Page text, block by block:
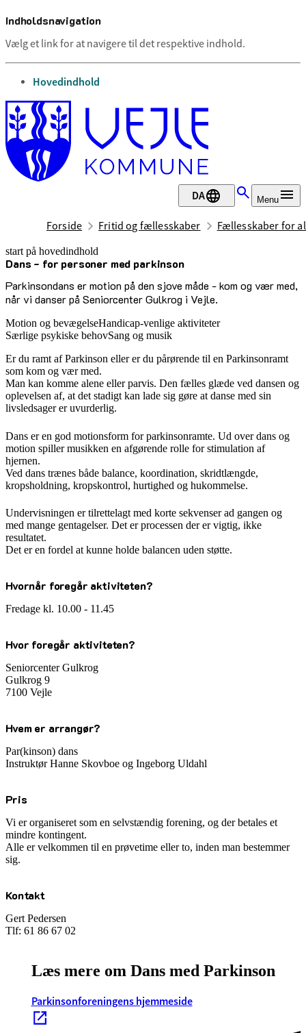
Indholdsnavigation
Vælg et link for at navigere til det respektive indhold.
gå til
Hovedindhold
DA Menu
Forside Fritid og fællesskaber Fællesskaber for
start på hovedindhold
Dans - for personer med parkinson
Parkinsondans er motion på den sjove måde - kom og vær med,
når vi danser på Seniorcenter Gulkrog i Vejle.
senest opdateret 13. juli 2026
Motion og bevægelseHandicap-venlige aktiviteter
Særlige psykiske behovSang og musik
Er du ramt af Parkinson eller er du pårørende til en Parkinsonramt
som kom og vær med.
Man kan komme alene eller parvis. Den fælles glæde ved dansen og
oplevelsen af, at det stadigt kan lade sig gøre at danse med sin
livsledsager er uvurderlig.
Dans er en god motionsform for parkinsonramte. Ud over dans og
motion spiller musikken en afgørende rolle for stimulation af
hjernen.
Ved dans trænes både balance, koordination, skridtlængde,
kropsholdning, kropskontrol, hurtighed og hukommelse.
Undervisningen er tilrettelagt med korte sekvenser ad gangen og
med mange gentagelser. Det er processen der er vigtig, ikke
resultatet.
Det er en fordel at kunne holde balancen uden støtte.
Hvornår foregår aktiviteten?
Fredage kl. 10.00 - 11.45
Hvor foregår aktiviteten?
Seniorcenter Gulkrog
Gulkrog 9
7100 Vejle
Hvem er arrangør?
Par(kinson) dans
Instruktør Hanne Skovboe og Ingeborg Uldahl
Pris
Vi er organiseret som en selvstændig forening, og der betales et
mindre kontingent.
Alle er velkommen til en prøvetime eller to, inden man bestemmer
sig.
Kontakt
Gert Pedersen
Tlf: 61 86 67 02
Læs mere om Dans med Parkinson
Parkinsonforeningens hjemmeside